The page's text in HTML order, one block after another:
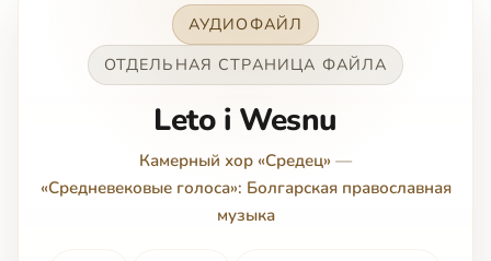
АУДИОФАЙЛ
ОТДЕЛЬНАЯ СТРАНИЦА ФАЙЛА
Leto i Wesnu
Камерный хор «Средец» —
«Средневековые голоса»: Болгарская православная
музыка